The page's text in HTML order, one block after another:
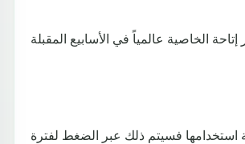
استخدامها فسيتم ذلك عبر الضغط لفترة